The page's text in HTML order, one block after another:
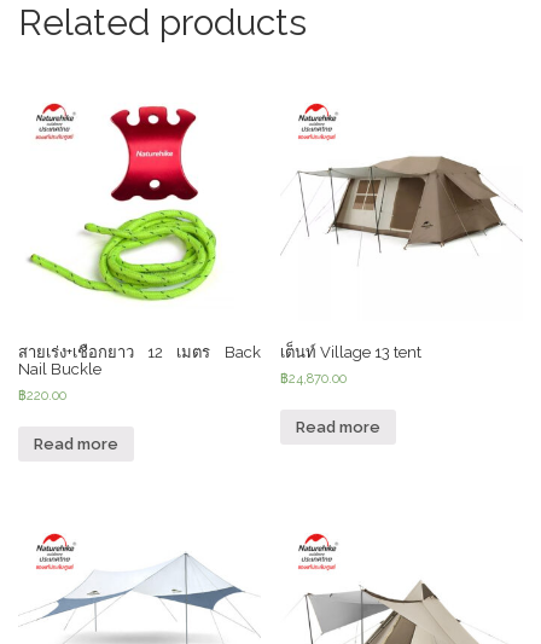
Related products
สายเร่ง+เชือกยาว 12 เมตร Back
Nail Buckle
฿220.00
Read more
เต็นท์ Village 13 tent
฿24,870.00
Read more